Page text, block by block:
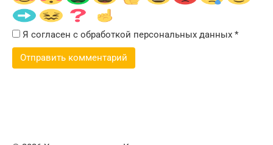
Я согласен с обработкой персональных данных *